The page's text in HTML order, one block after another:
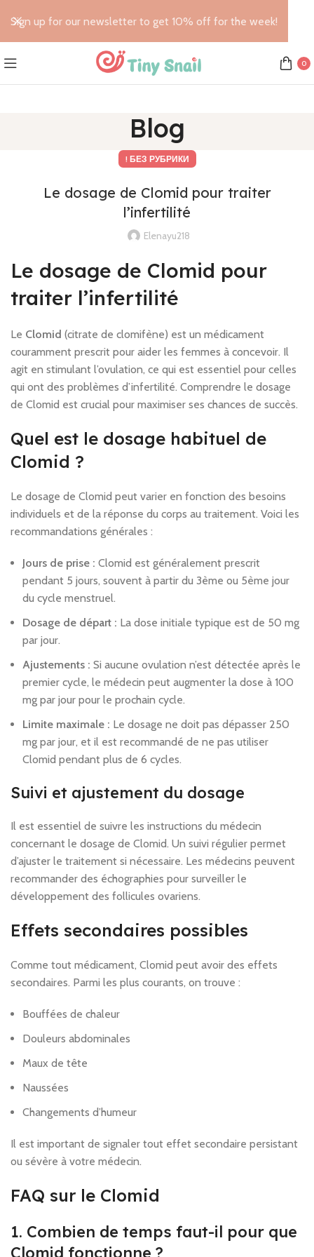
0
Blog
! БЕЗ РУБРИКИ
Le dosage de Clomid pour traiter
l’infertilité
Elenayu218
Le dosage de Clomid pour
traiter l’infertilité
Le Clomid (citrate de clomifène) est un médicament
couramment prescrit pour aider les femmes à concevoir. Il
agit en stimulant l’ovulation, ce qui est essentiel pour celles
qui ont des problèmes d’infertilité. Comprendre le dosage
de Clomid est crucial pour maximiser ses chances de succès.
Quel est le dosage habituel de
Clomid ?
Le dosage de Clomid peut varier en fonction des besoins
individuels et de la réponse du corps au traitement. Voici les
recommandations générales :
Jours de prise : Clomid est généralement prescrit
pendant 5 jours, souvent à partir du 3ème ou 5ème jour
du cycle menstruel.
Dosage de départ : La dose initiale typique est de 50 mg
par jour.
Ajustements : Si aucune ovulation n’est détectée après le
premier cycle, le médecin peut augmenter la dose à 100
mg par jour pour le prochain cycle.
Limite maximale : Le dosage ne doit pas dépasser 250
mg par jour, et il est recommandé de ne pas utiliser
Clomid pendant plus de 6 cycles.
Suivi et ajustement du dosage
Il est essentiel de suivre les instructions du médecin
concernant le dosage de Clomid. Un suivi régulier permet
d’ajuster le traitement si nécessaire. Les médecins peuvent
recommander des échographies pour surveiller le
développement des follicules ovariens.
Effets secondaires possibles
Comme tout médicament, Clomid peut avoir des effets
secondaires. Parmi les plus courants, on trouve :
Bouffées de chaleur
Douleurs abdominales
Maux de tête
Naussées
Changements d’humeur
Il est important de signaler tout effet secondaire persistant
ou sévère à votre médecin.
FAQ sur le Clomid
1. Combien de temps faut-il pour que
Clomid fonctionne ?
Sign up for our newsletter to get 10% off for the week!